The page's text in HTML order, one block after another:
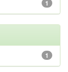
1
1